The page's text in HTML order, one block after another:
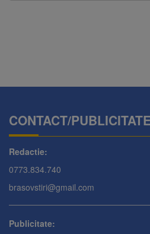
CONTACT/PUBLICITATE
Redactie:
0773.834.740
brasovstiri@gmail.com
Publicitate: